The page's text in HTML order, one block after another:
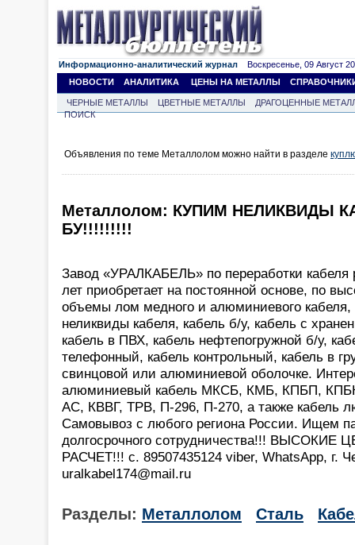
Информационно-аналитический журнал Воскресенье, 09 Август
НОВОСТИ
АНАЛИТИКА ЦЕНЫ НА МЕТАЛЛЫ
ЧЕРНЫЕ МЕТАЛЛЫ ЦВЕТНЫЕ МЕТАЛЛЫ
ДРАГОЦЕННЫЕ
ПОИСК
Объявления по теме Металлолом можно найти в разделе
Металлолом: КУПИМ НЕЛИКВИДЫ
БУ!!!!!!!!!
Завод «УРАЛКАБЕЛЬ» по переработки кабеля
лет приобретает на постоянной основе, по
объемы лом медного и алюминиевого кабеля,
неликвиды кабеля, кабель б/у, кабель с
кабель в ПВХ, кабель нефтепогружной б/у,
телефонный, кабель контрольный, кабель в
свинцовой или алюминиевой оболочке.
алюминиевый кабель МКСБ, КМБ, КПБП,
АС, КВВГ, ТРВ, П-296, П-270, а также кабель
Самовывоз с любого региона России. Ищем
долгосрочного сотрудничества!!!
РАСЧЕТ!!! с. 89507435124 viber, WhatsApp, г.
uralkabel174@mail.ru
Разделы: Металлолом Сталь